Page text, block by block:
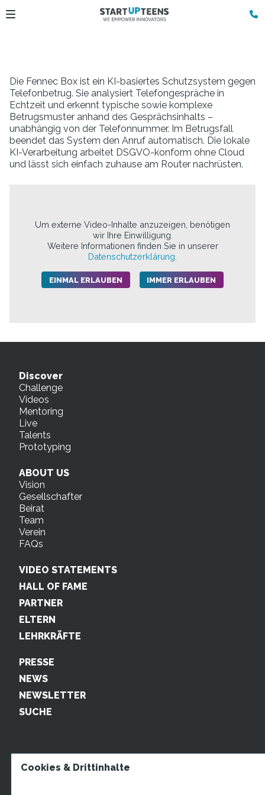
Die Fennec Box ist ein KI-basiertes Schutzsystem gegen
Telefonbetrug. Sie analysiert Telefongespräche in
Echtzeit und erkennt typische sowie komplexe
Betrugsmuster anhand des Gesprächsinhalts –
unabhängig von der Telefonnummer. Im Betrugsfall
beendet das System den Anruf automatisch. Die lokale
KI-Verarbeitung arbeitet DSGVO-konform ohne Cloud
und lässt sich einfach zuhause am Router nachrüsten.
Um externe Video-Inhalte anzuzeigen, benötigen
wir Ihre Einwilligung.
Weitere Informationen finden Sie in unserer
Datenschutzerklärung.
EINMAL ERLAUBEN IMMER ERLAUBEN
Discover
Challenge
Videos
Mentoring
Live
Talents
Prototyping
ABOUT US
Vision
Gesellschafter
Beirat
Team
Verein
FAQs
VIDEO STATEMENTS
HALL OF FAME
PARTNER
ELTERN
LEHRKRÄFTE
PRESSE
NEWS
NEWSLETTER
SUCHE
Cookies & Drittinhalte